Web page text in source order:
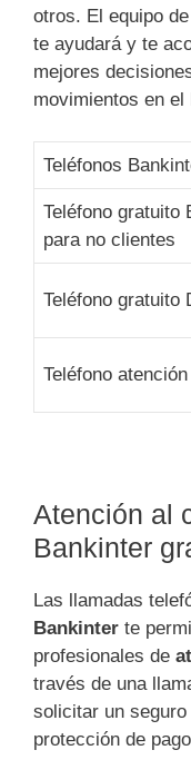
otros. El equipo de
te ayudará y te
mejores
movimientos en el
Teléfonos
Teléfono gratuito
para no clientes
Teléfono gratuito
Teléfono
Atención al
Bankinter
Las llamadas
Bankinter te
profesionales de
través de una
solicitar un
protección de